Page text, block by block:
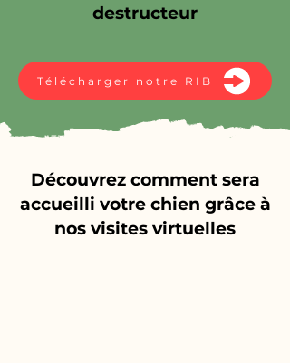
destructeur
Télécharger notre RIB
Découvrez comment sera
accueilli votre chien grâce à
nos visites virtuelles